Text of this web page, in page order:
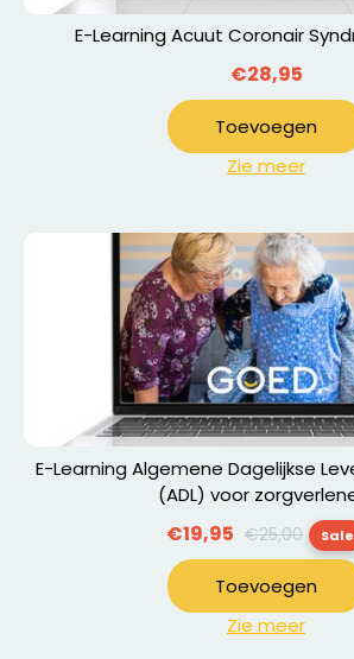
E-Learning Acuut Coronair
€28,95
Toevoegen
Zie meer
E-Learning Algemene Dagelijkse
(ADL) voor
€19,95 Normale
prijs
€25,00 Sale
Toevoegen
Zie meer